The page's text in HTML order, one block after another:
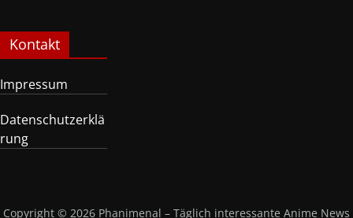
Kontakt
Impressum
Datenschutzerklä
rung
Copyright © 2026 Phanimenal – Täglich interessante Anime News